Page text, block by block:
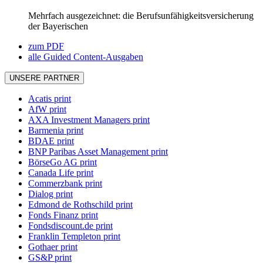
Mehrfach ausgezeichnet: die Berufsunfähigkeitsversicherung
der Bayerischen
zum PDF
alle Guided Content-Ausgaben
UNSERE PARTNER
Acatis print
AfW print
AXA Investment Managers print
Barmenia print
BDAE print
BNP Paribas Asset Management print
BörseGo AG print
Canada Life print
Commerzbank print
Dialog print
Edmond de Rothschild print
Fonds Finanz print
Fondsdiscount.de print
Franklin Templeton print
Gothaer print
GS&P print